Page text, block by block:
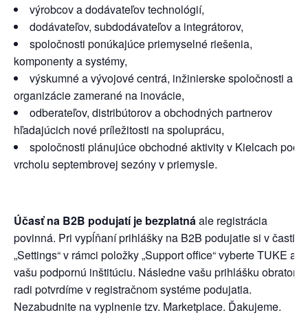
výrobcov a dodávateľov technológií,
dodávateľov, subdodávateľov a integrátorov,
spoločnosti ponúkajúce priemyselné riešenia,
komponenty a systémy,
výskumné a vývojové centrá, inžinierske spoločnosti a
organizácie zamerané na inovácie,
odberateľov, distribútorov a obchodných partnerov
hľadajúcich nové príležitosti na spoluprácu,
spoločnosti plánujúce obchodné aktivity v Kielcach
vrcholu septembrovej sezóny v priemysle.
Účasť na B2B podujatí je bezplatnáale registrácia
povinná. Pri vypĺňaní prihlášky na B2B podujatie si v časti
„Settings“ v rámci položky „Support office“ vyberte TUKE ako
vašu podpornú inštitúciu. Následne vašu prihlášku obratom
radi potvrdíme v registračnom systéme podujatia.
Nezabudnite na vyplnenie tzv. Marketplace. Ďakujeme.